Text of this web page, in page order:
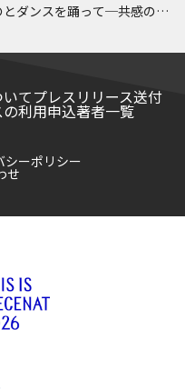
とダンスを踊って─共感のエ
てプレスリリース送付
利用申込著者一覧
シーポリシー
せ